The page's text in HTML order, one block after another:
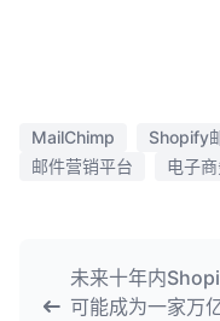
MailChimp Shopify
邮件营销平台
电子
未来十年内
可能成为一家万